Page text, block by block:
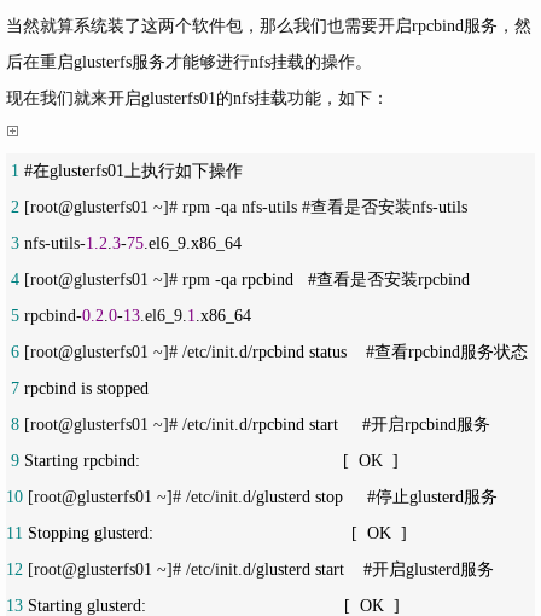
当然就算系统装了这两个软件包，那么我们也需要开启rpcbind服务，然
后在重启glusterfs服务才能够进行nfs挂载的操作。
现在我们就来开启glusterfs01的nfs挂载功能，如下：
1
2 [root@glusterfs01 ~]# rpm -qa nfs-utils #查看是否安装nfs-
3 nfs-utils-1.2 3-75
4 [root@glusterfs01 ~]# rpm -
5 rpcbind-0.2 0-13 .el6_9. 1
6 [root@glusterfs01 ~]# /etc/init.d/
7
8 [root@glusterfs01 ~]# /etc/init.d/
9
10 [root@glusterfs01 ~]# /etc/init.d/
11
12 [root@glusterfs01 ~]# /etc/init.d/
13